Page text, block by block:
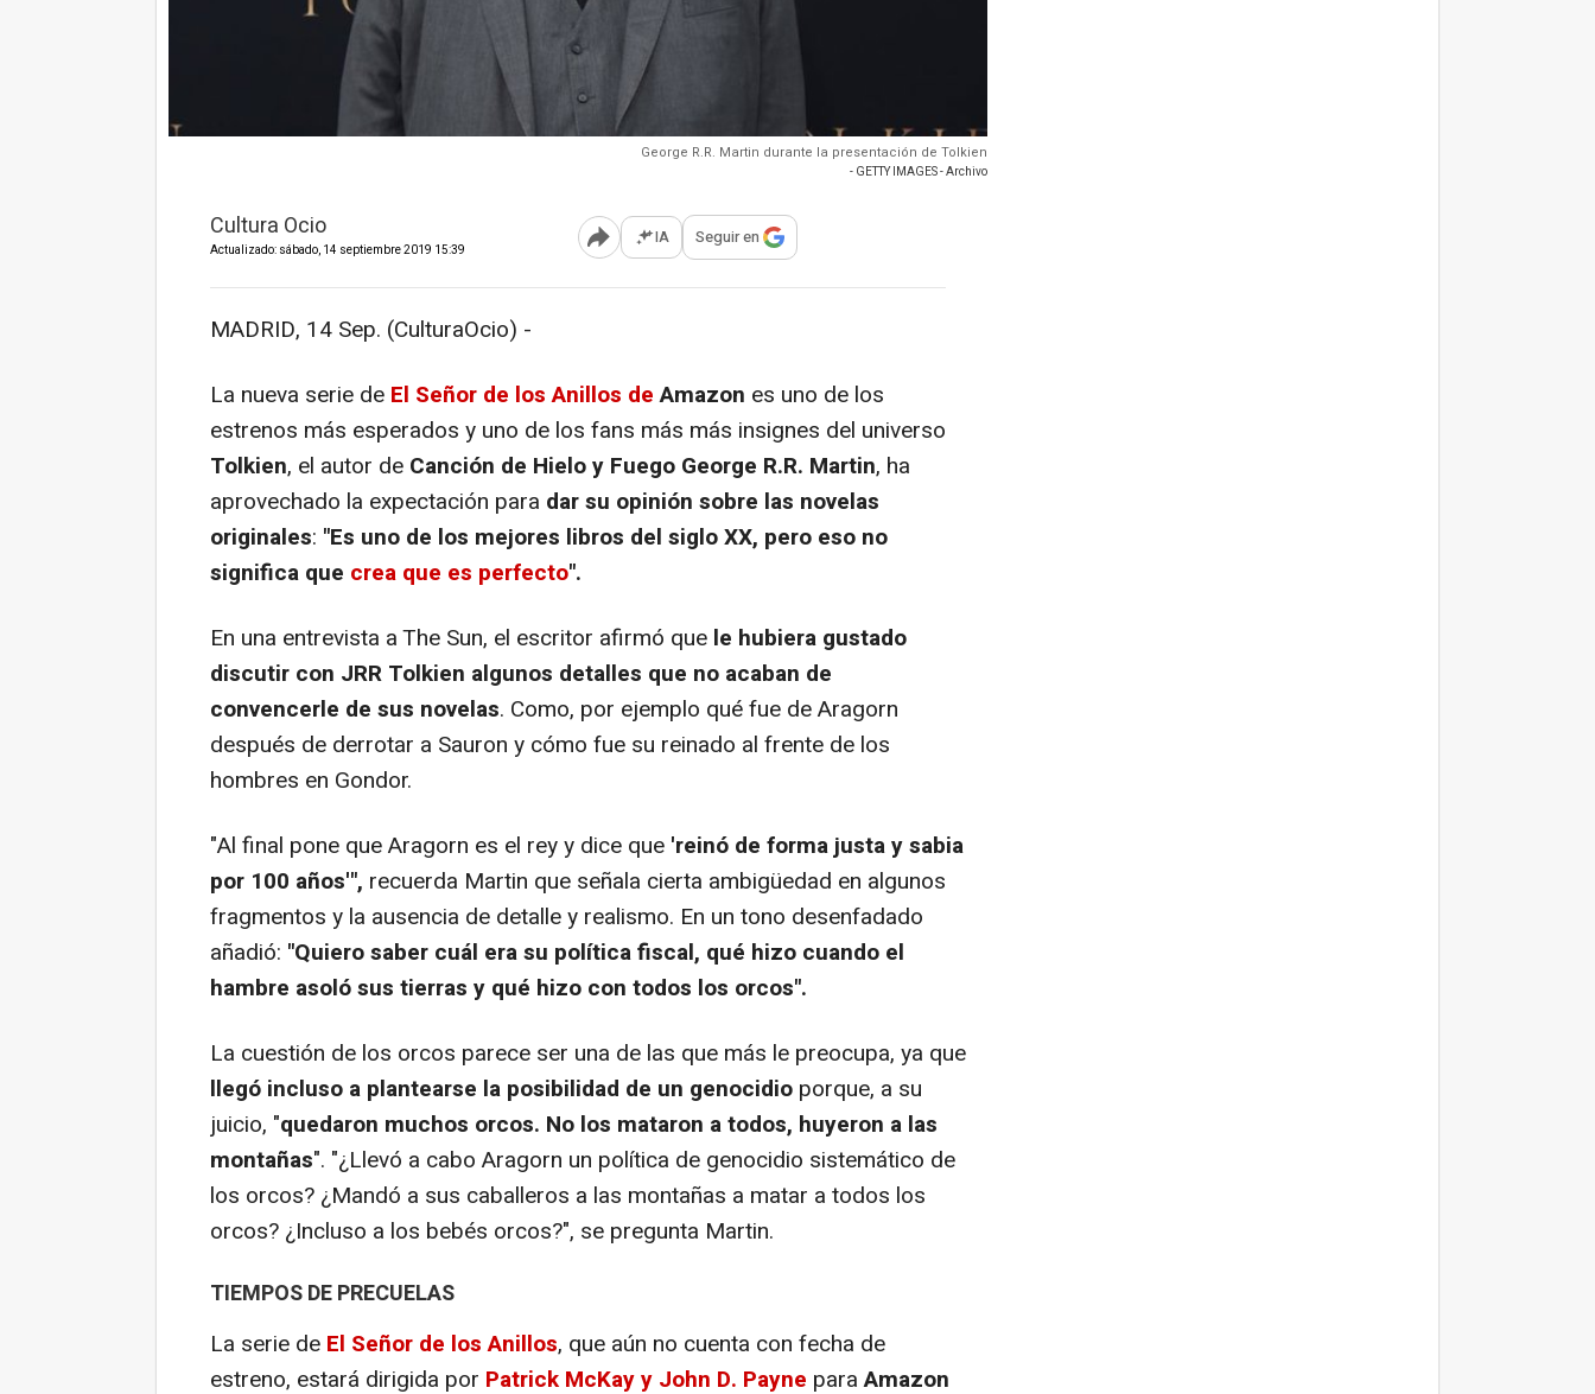
George R.R. Martin durante la presentación de Tolkien
- GETTY IMAGES - Archivo
Cultura Ocio
Actualizado: sábado, 14 septiembre 2019 15:39 Abrir opciones para compartir
IA Seguir en
MADRID, 14 Sep. (CulturaOcio) -
La nueva serie de El Señor de los Anillos deAmazon es uno de los
estrenos más esperados y uno de los fans más más insignes del universo
Tolkien, el autor de Canción de Hielo y Fuego George R.R. Martin, ha
aprovechado la expectación para dar su opinión sobre las novelas
originales: "Es uno de los mejores libros del siglo XX, pero eso no
significa que crea que es perfecto".
En una entrevista a The Sun, el escritor afirmó que le hubiera gustado
discutir con JRR Tolkien algunos detalles que no acaban de
convencerle de sus novelas. Como, por ejemplo qué fue de Aragorn
después de derrotar a Sauron y cómo fue su reinado al frente de los
hombres en Gondor.
"Al final pone que Aragorn es el rey y dice que 'reinó de forma justa y sabia
por 100 años'", recuerda Martin que señala cierta ambigüedad en algunos
fragmentos y la ausencia de detalle y realismo. En un tono desenfadado
añadió: "Quiero saber cuál era su política fiscal, qué hizo cuando el
hambre asoló sus tierras y qué hizo con todos los orcos".
La cuestión de los orcos parece ser una de las que más le preocupa, ya que
llegó incluso a plantearse la posibilidad de un genocidio porque, a su
juicio, "quedaron muchos orcos. No los mataron a todos, huyeron a las
montañas". "¿Llevó a cabo Aragorn un política de genocidio sistemático de
los orcos? ¿Mandó a sus caballeros a las montañas a matar a todos los
orcos? ¿Incluso a los bebés orcos?", se pregunta Martin.
TIEMPOS DE PRECUELAS
La serie de El Señor de los Anillos, que aún no cuenta con fecha de
estreno, estará dirigida por Patrick McKay y John D. Payne paraAmazon